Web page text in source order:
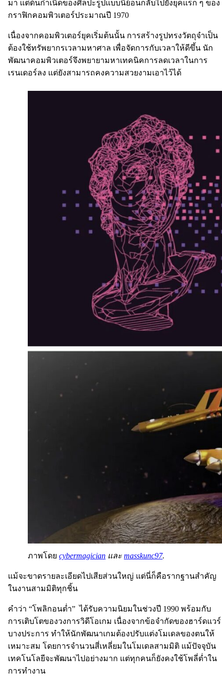
มา แต่ต้นกำเนิดของศิลปะรูปแบบนี้ย้อนกลับไปยังยุคแรก ๆ ของ
กราฟิกคอมพิวเตอร์ประมาณปี 1970
เนื่องจากคอมพิวเตอร์ยุคเริ่มต้นนั้น การสร้างรูปทรงวัตถุจำเป็น
ต้องใช้ทรัพยากรเวลามหาศาล เพื่อจัดการกับเวลาให้ดีขึ้น นัก
พัฒนาคอมพิวเตอร์จึงพยายามหาเทคนิคการลดเวลาในการ
เรนเดอร์ลง แต่ยังสามารถคงความสวยงามเอาไว้ได้
ภาพโดย cybermagician และ masskunc97.
แม้จะขาดรายละเอียดไปเสียส่วนใหญ่ แต่นี่ก็คือรากฐานสำคัญ
ในงานสามมิติทุกชิ้น
คำว่า “โพลิกอนต่ำ” ได้รับความนิยมในช่วงปี 1990 พร้อมกับ
การเติบโตของวงการวิดีโอเกม เนื่องจากข้อจำกัดของฮาร์ดแวร์
บางประการ ทำให้นักพัฒนาเกมต้องปรับแต่งโมเดลของตนให้
เหมาะสม โดยการจำนวนสี่เหลี่ยมในโมเดลสามมิติ แม้ปัจจุบัน
เทคโนโลยีจะพัฒนาไปอย่างมาก แต่ทุกคนก็ยังคงใช้โพลี่ต่ำใน
การทำงาน